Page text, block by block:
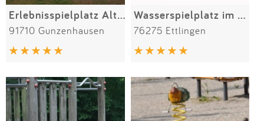
Erlebnisspielplatz Altmühlsee
91710 Gunzenhausen
Wasserspielplatz im Horbachpark
76275 Ettlingen